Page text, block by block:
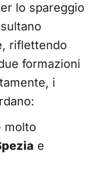
lo spareggio
riflettendo
formazioni
i
molto
e